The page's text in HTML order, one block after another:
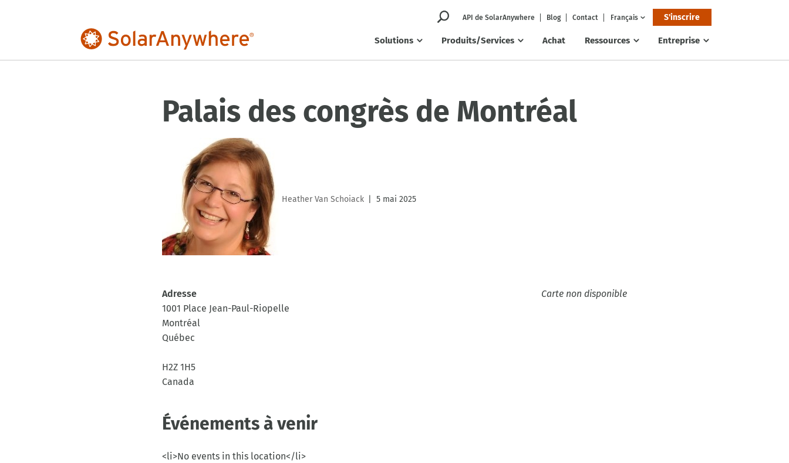
API de SolarAnywhere Blog Contact Français S'inscrire
Solutions Produits/Services Achat Ressources Entreprise
Palais des congrès de Montréal
Heather Van Schoiack 5 mai 2025
Carte non disponible
Adresse
1001 Place Jean-Paul-Riopelle
Montréal
Québec
H2Z 1H5
Canada
Événements à venir
<li>No events in this location</li>